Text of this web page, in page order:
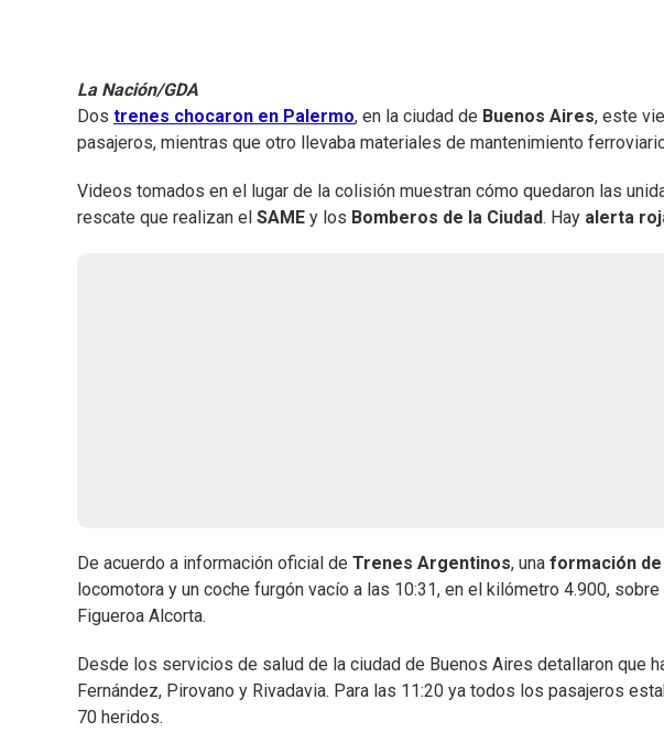
La Nación/GDA
Dos trenes chocaron en Palermo, en la ciudad de Buenos Aires, este
pasajeros, mientras que otro llevaba materiales de mantenimiento
Videos tomados en el lugar de la colisión muestran cómo quedaron las
rescate que realizan el SAME y los Bomberos de la Ciudad. Hay alerta
De acuerdo a información oficial de Trenes Argentinos, una formación de
locomotora y un coche furgón vacío a las 10:31, en el kilómetro 4.900, sobre
Figueroa Alcorta.
Desde los servicios de salud de la ciudad de Buenos Aires detallaron que
Fernández, Pirovano y Rivadavia. Para las 11:20 ya todos los pasajeros
70 heridos.